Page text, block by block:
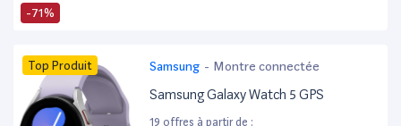
-71%
Top Produit Samsung - Montre connectée
Samsung Galaxy Watch 5 GPS
19 offres à partir de :